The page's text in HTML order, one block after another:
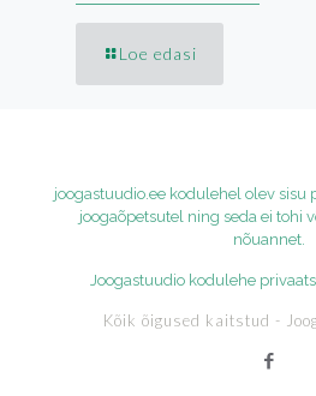
Loe edasi
joogastuudio.ee kodulehel olev sisu
joogaõpetsutel ning seda ei tohi
nõuannet.
Joogastuudio kodulehe
Kõik õigused kaitstud -